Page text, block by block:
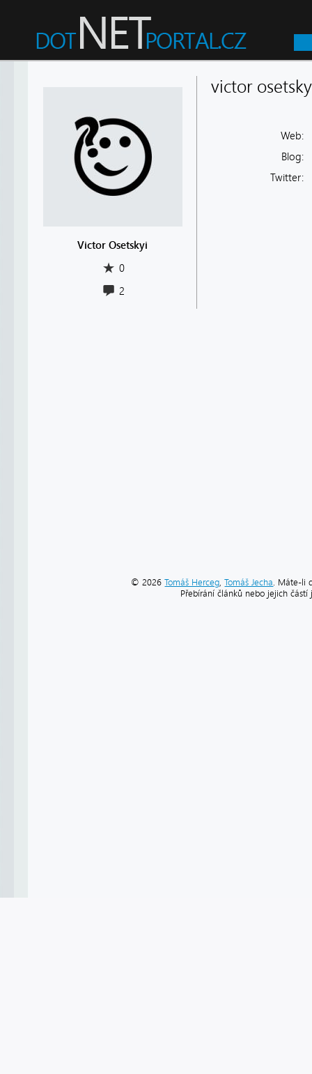
Victor Osetskyi
0
2
victor
Web:
Blog:
Twitter:
© 2026Tomáš Herceg,Tomáš Jecha. Máte-li
Přebírání článků nebo jejich